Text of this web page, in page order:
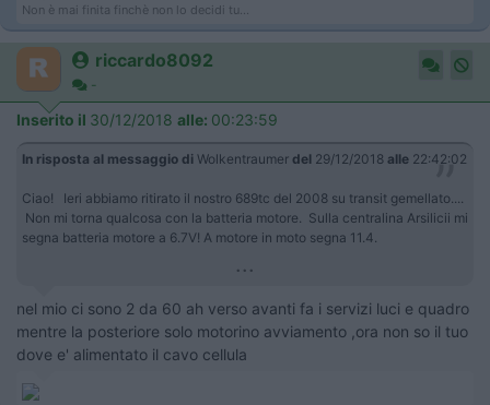
Non è mai finita finchè non lo decidi tu...
riccardo8092
-
Inserito il 30/12/2018 alle: 00:23:59
In risposta al messaggio di Wolkentraumer del 29/12/2018 alle 22:42:02
Ciao! Ieri abbiamo ritirato il nostro 689tc del 2008 su transit gemellato....
Non mi torna qualcosa con la batteria motore. Sulla centralina Arsilicii mi
segna batteria motore a 6.7V! A motore in moto segna 11.4.
...
nel mio ci sono 2 da 60 ah verso avanti fa i servizi luci e quadro
mentre la posteriore solo motorino avviamento ,ora non so il tuo
dove e' alimentato il cavo cellula